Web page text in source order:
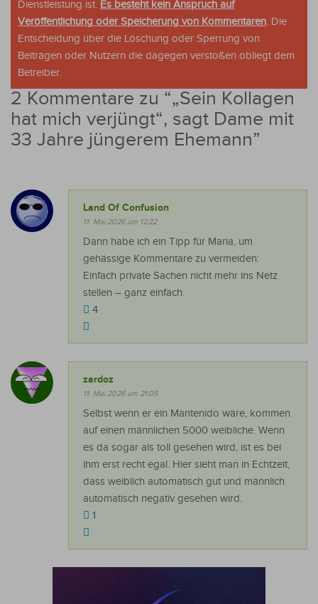
Dienstleistung ist. Es besteht kein Anspruch auf
Veröffentlichung oder Speicherung von Kommentaren. Die
Entscheidung über die Löschung oder Sperrung von
Beiträgen oder Nutzern die dagegen verstoßen obliegt dem
Betreiber.
2 Kommentare zu “„Sein Kollagen
hat mich verjüngt“, sagt Dame mit
33 Jahre jüngerem Ehemann”
Land Of Confusion
11. Mai 2026 um 12:22
Dann habe ich ein Tipp für Maria, um
gehässige Kommentare zu vermeiden:
Einfach private Sachen nicht mehr ins Netz
stellen – ganz einfach.
4
zardoz
11. Mai 2026 um 21:05
Selbst wenn er ein Mantenido wäre, kommen
auf einen männlichen 5000 weibliche. Wenn
es da sogar als toll gesehen wird, ist es bei
ihm erst recht egal. Hier sieht man in Echtzeit,
dass weiblich automatisch gut und männlich
automatisch negativ gesehen wird.
1